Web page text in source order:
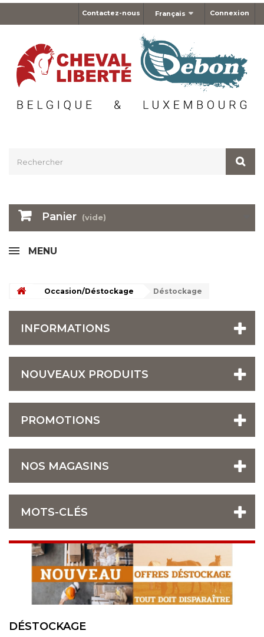
Connexion
Français
Contactez-nous
Panier (vide)
MENU
Occasion/Déstockage Déstockage
INFORMATIONS
NOUVEAUX PRODUITS
PROMOTIONS
NOS MAGASINS
MOTS-CLÉS
DÉSTOCKAGE